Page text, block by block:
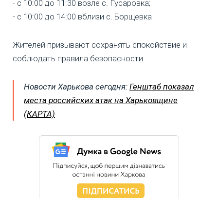
- с 10:00 до 11:30 возле с. Гусаровка;
- с 10:00 до 14:00 вблизи с. Борщевка
Жителей призывают сохранять спокойствие и
соблюдать правила безопасности.
Новости Харькова сегодня: Генштаб показал
места российских атак на Харьковщине
(КАРТА)